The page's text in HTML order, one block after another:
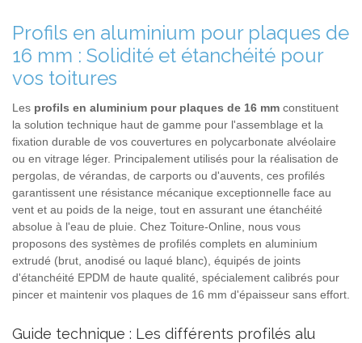
Profils en aluminium pour plaques de
16 mm : Solidité et étanchéité pour
vos toitures
Les profils en aluminium pour plaques de 16 mm constituent
la solution technique haut de gamme pour l'assemblage et la
fixation durable de vos couvertures en polycarbonate alvéolaire
ou en vitrage léger. Principalement utilisés pour la réalisation de
pergolas, de vérandas, de carports ou d'auvents, ces profilés
garantissent une résistance mécanique exceptionnelle face au
vent et au poids de la neige, tout en assurant une étanchéité
absolue à l'eau de pluie. Chez Toiture-Online, nous vous
proposons des systèmes de profilés complets en aluminium
extrudé (brut, anodisé ou laqué blanc), équipés de joints
d'étanchéité EPDM de haute qualité, spécialement calibrés pour
pincer et maintenir vos plaques de 16 mm d'épaisseur sans effort.
Guide technique : Les différents profilés alu